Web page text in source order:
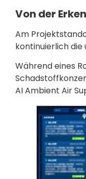
Von der
Am
kontinuierlich
Während eines
AI Ambient Air